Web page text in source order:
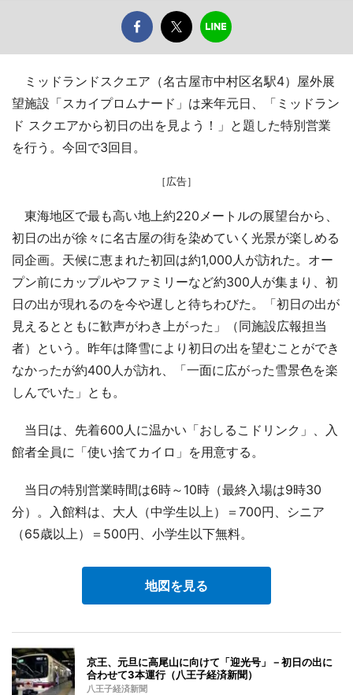
ミッドランドスクエア（名古屋市中村区名駅4）屋外展
望施設「スカイプロムナード」は来年元日、「ミッドラン
ド スクエアから初日の出を見よう！」と題した特別営業
を行う。今回で3回目。
［広告］
東海地区で最も高い地上約220メートルの展望台から、
初日の出が徐々に名古屋の街を染めていく光景が楽しめる
同企画。天候に恵まれた初回は約1,000人が訪れた。オー
プン前にカップルやファミリーなど約300人が集まり、初
日の出が現れるのを今や遅しと待ちわびた。「初日の出が
見えるとともに歓声がわき上がった」（同施設広報担当
者）という。昨年は降雪により初日の出を望むことができ
なかったが約400人が訪れ、「一面に広がった雪景色を楽
しんでいた」とも。
当日は、先着600人に温かい「おしるこドリンク」、入
館者全員に「使い捨てカイロ」を用意する。
当日の特別営業時間は6時～10時（最終入場は9時30
分）。入館料は、大人（中学生以上）＝700円、シニア
（65歳以上）＝500円、小学生以下無料。
地図を見る
京王、元旦に高尾山に向けて「迎光号」－初日の出に
合わせて3本運行（八王子経済新聞）
八王子経済新聞